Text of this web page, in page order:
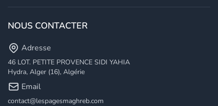
NOUS CONTACTER
Adresse
46 LOT. PETITE PROVENCE SIDI YAHIA
Hydra, Alger (16), Algérie
Email
contact@lespagesmaghreb.com